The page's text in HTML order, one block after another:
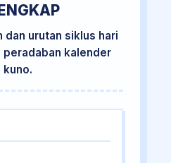
dan urutan siklus hari
kalender
kuno.